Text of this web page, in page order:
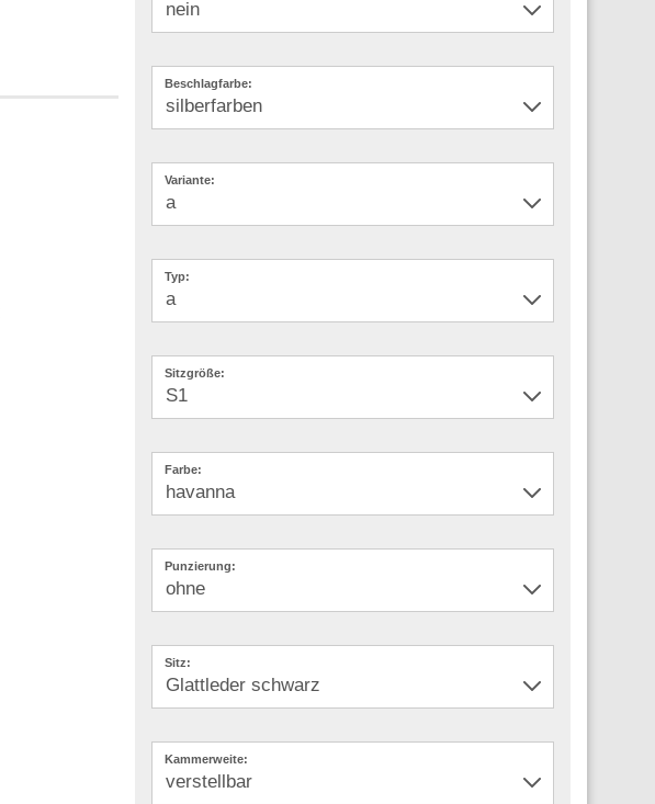
Beschlagfarbe:
Variante:
Typ:
Sitzgröße:
Farbe:
Punzierung:
Sitz:
Kammerweite: